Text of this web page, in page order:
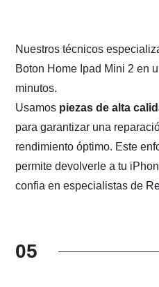
Nuestros técnicos
Boton Home Ipad Mini 2 en
minutos.
Usamos piezas de alta
para garantizar una
rendimiento óptimo. Este
permite devolverle a tu
confia en especialistas de
05